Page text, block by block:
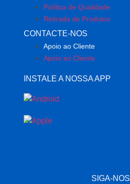
Política de Qualidade
Retirada de Produtos
CONTACTE-NOS
Apoio ao Cliente
Apoio ao Cliente
INSTALE A NOSSA APP
SIGA-NOS